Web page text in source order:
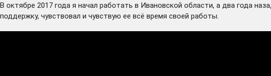
В октябре 2017 года я начал работать в Ивановской области, а два года
поддержку, чувствовал и чувствую ее всё время своей работы.